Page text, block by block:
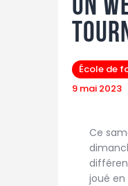
École de
9 mai 2023
Ce
joué